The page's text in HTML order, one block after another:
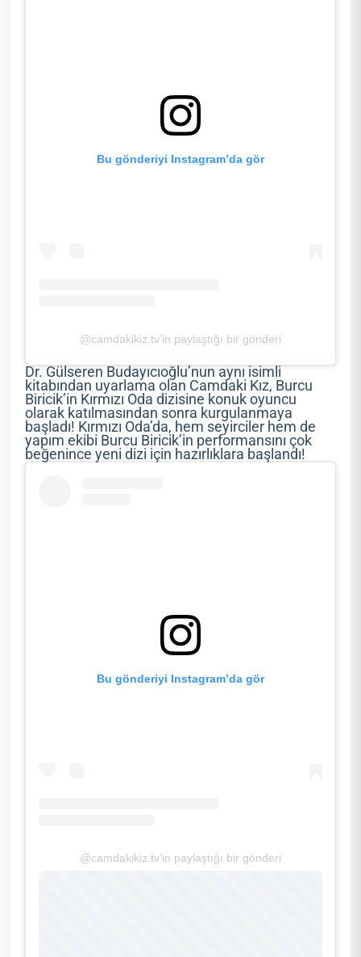
Bu gönderiyi Instagram’da gör
@camdakikiz.tv’in paylaştığı bir gönderi
Dr. Gülseren Budayıcıoğlu’nun aynı isimli
kitabından uyarlama olan Camdaki Kız, Burcu
Biricik’in Kırmızı Oda dizisine konuk oyuncu
olarak katılmasından sonra kurgulanmaya
başladı! Kırmızı Oda’da, hem seyirciler hem de
yapım ekibi Burcu Biricik’in performansını çok
beğenince yeni dizi için hazırlıklara başlandı!
Bu gönderiyi Instagram’da gör
@camdakikiz.tv’in paylaştığı bir gönderi